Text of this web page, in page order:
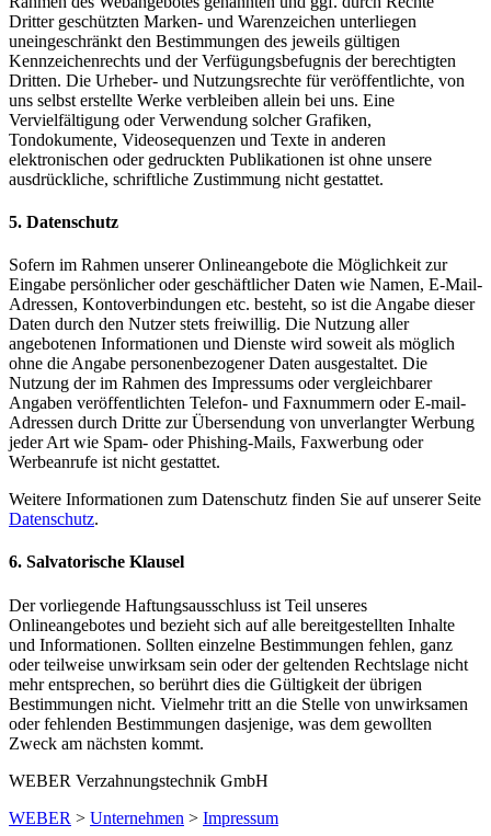
Dritter geschützten Marken- und Warenzeichen unterliegen
uneingeschränkt den Bestimmungen des jeweils gültigen
Kennzeichenrechts und der Verfügungsbefugnis der berechtigten
Dritten. Die Urheber- und Nutzungsrechte für veröffentlichte, von
uns selbst erstellte Werke verbleiben allein bei uns. Eine
Vervielfältigung oder Verwendung solcher Grafiken,
Tondokumente, Videosequenzen und Texte in anderen
elektronischen oder gedruckten Publikationen ist ohne unsere
ausdrückliche, schriftliche Zustimmung nicht gestattet.
5. Datenschutz
Sofern im Rahmen unserer Onlineangebote die Möglichkeit zur
Eingabe persönlicher oder geschäftlicher Daten wie Namen, E-Mail-
Adressen, Kontoverbindungen etc. besteht, so ist die Angabe dieser
Daten durch den Nutzer stets freiwillig. Die Nutzung aller
angebotenen Informationen und Dienste wird soweit als möglich
ohne die Angabe personenbezogener Daten ausgestaltet. Die
Nutzung der im Rahmen des Impressums oder vergleichbarer
Angaben veröffentlichten Telefon- und Faxnummern oder E-mail-
Adressen durch Dritte zur Übersendung von unverlangter Werbung
jeder Art wie Spam- oder Phishing-Mails, Faxwerbung oder
Werbeanrufe ist nicht gestattet.
Weitere Informationen zum Datenschutz finden Sie auf unserer Seite
Datenschutz.
6. Salvatorische Klausel
Der vorliegende Haftungsausschluss ist Teil unseres
Onlineangebotes und bezieht sich auf alle bereitgestellten Inhalte
und Informationen. Sollten einzelne Bestimmungen fehlen, ganz
oder teilweise unwirksam sein oder der geltenden Rechtslage nicht
mehr entsprechen, so berührt dies die Gültigkeit der übrigen
Bestimmungen nicht. Vielmehr tritt an die Stelle von unwirksamen
oder fehlenden Bestimmungen dasjenige, was dem gewollten
Zweck am nächsten kommt.
WEBER Verzahnungstechnik GmbH
WEBER > Unternehmen > Impressum